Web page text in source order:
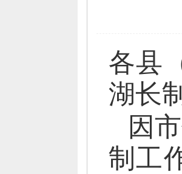
各县
湖长
因
制工